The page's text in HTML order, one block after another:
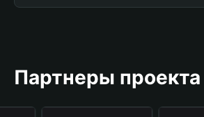
Партнеры проекта